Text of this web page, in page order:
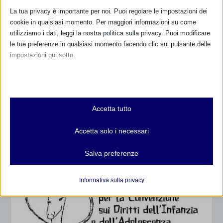
La tua privacy è importante per noi. Puoi regolare le impostazioni dei
cookie in qualsiasi momento. Per maggiori informazioni su come
utilizziamo i dati, leggi la nostra politica sulla privacy. Puoi modificare
le tue preferenze in qualsiasi momento facendo clic sul pulsante delle
impostazioni qui sotto.
Essenziali
I cookie e i servizi essenziali abilitano le funzioni di base e sono
e servizi non richiedono il consenso dell'utente secondo il GDPR.
wordpress_logged_in_*
Analitici
interagiscono con il nostro sito web.
Mostra dettagli
Accetta tutto
Accetta solo i necessari
Salva preferenze
Informativa sulla privacy